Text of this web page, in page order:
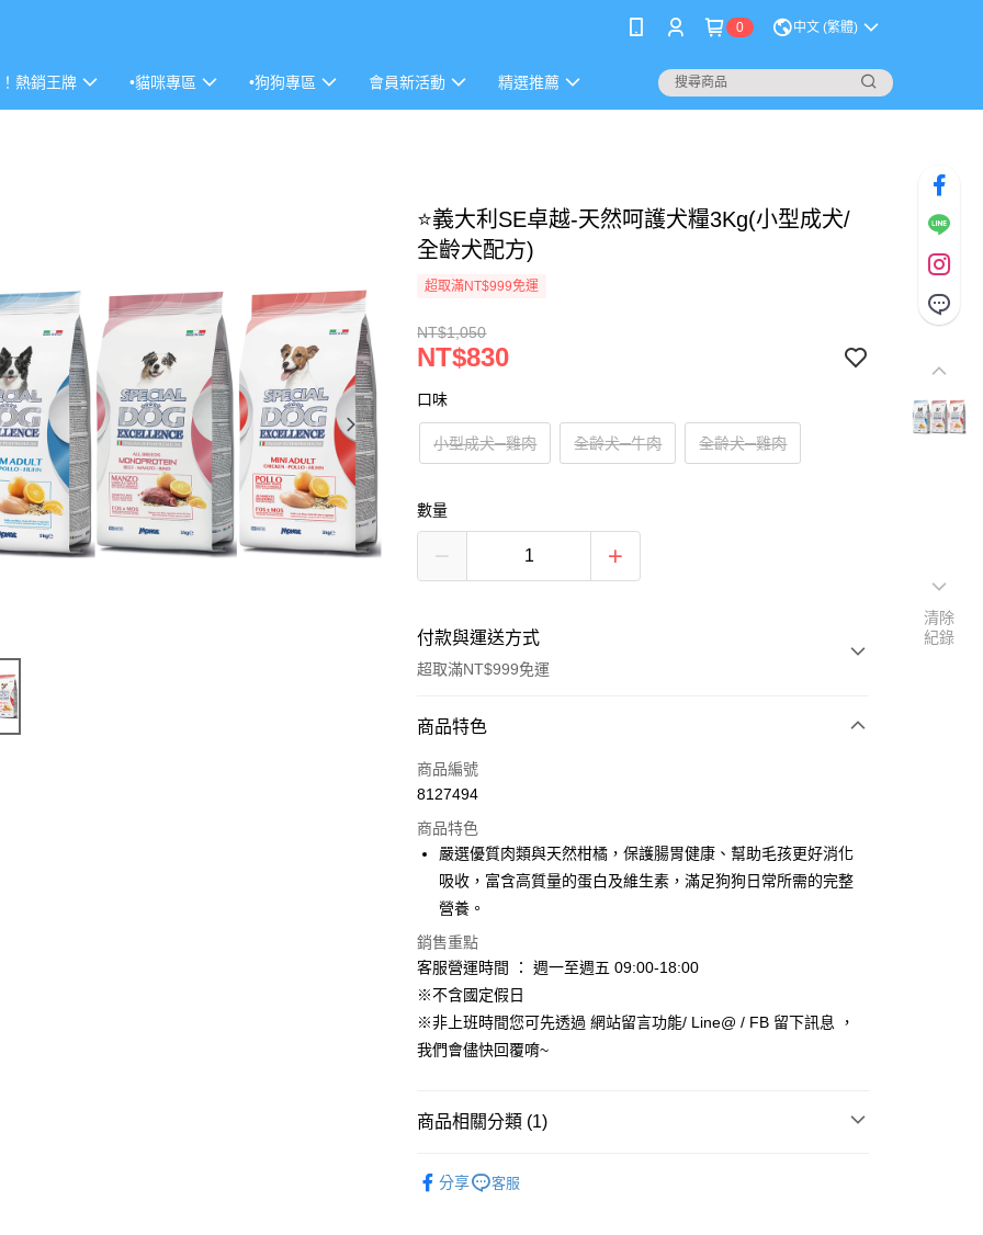
0 中文 (繁體)
熱銷王牌 •貓咪專區 •狗狗專區 會員新活動 精選推薦
⭐義大利SE卓越-天然呵護犬糧3Kg(小型成犬/
全齡犬配方)
超取滿NT$999免運
NT$1,050
NT$830
口味
小型成犬─雞肉 全齡犬─牛肉 全齡犬─雞肉
數量
付款與運送方式
超取滿NT$999免運
付款方式
信用卡一次付款
3 期 0 利率 每期NT$276 21家銀行
合作金庫商業銀行
第一商業銀行
華南商業銀行
國泰世華商業銀行
臺灣中小企業銀行
台中商業銀行
匯豐（台灣）商業銀行
聯邦商業銀行
遠東國際商業銀行
玉山商業銀行
超商取貨付款
Apple Pay
街口支付
悠遊付
AFTEE先享後付
【關於「AFTEE先享後付」】
AFTEE先享後付是「在收到商品之後才付款」的支付方式。 讓您購物簡單
ATM付款
商品特色
商品編號
8127494
商品特色
嚴選優質肉類與天然柑橘，保護腸胃健康、幫助毛孩更好消化
吸收，富含高質量的蛋白及維生素，滿足狗狗日常所需的完整
營養。
銷售重點
客服營運時間 ： 週一至週五 09:00-18:00
※不含國定假日
※非上班時間您可先透過 網站留言功能/ Line@ / FB 留下訊息 ，
我們會儘快回覆唷~
商品相關分類 (1)
分享
客服
清除
紀錄